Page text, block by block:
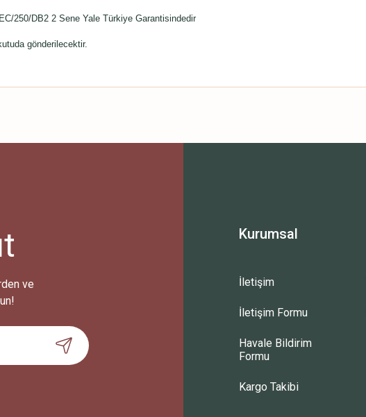
250/DB2 2 Sene Yale Türkiye Garantisindedir
gönderilecektir.
Bu ürüne ilk yorumu siz yapın!
ve
Kurumsal
İletişim
İletişim Formu
Havale Bildirim
Formu
Kargo Takibi